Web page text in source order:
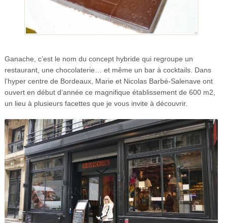
Ganache, c’est le nom du concept hybride qui regroupe un
restaurant, une chocolaterie… et même un bar à cocktails. Dans
l’hyper centre de Bordeaux, Marie et Nicolas Barbé-Salenave ont
ouvert en début d’année ce magnifique établissement de 600 m2,
un lieu à plusieurs facettes que je vous invite à découvrir.